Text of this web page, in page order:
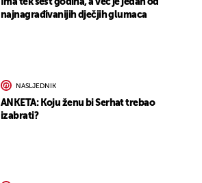
Ima tek šest godina, a već je jedan od
najnagrađivanijih dječjih glumaca
NASLJEDNIK
ANKETA: Koju ženu bi Serhat trebao
izabrati?